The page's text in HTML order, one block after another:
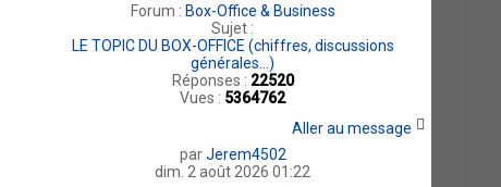
Forum : Box-Office & Business
Sujet :
LE TOPIC DU BOX-OFFICE (chiffres, discussions
générales...)
Réponses : 22520
Vues : 5364762
Aller au message
parJerem4502
dim. 2 août 2026 01:22